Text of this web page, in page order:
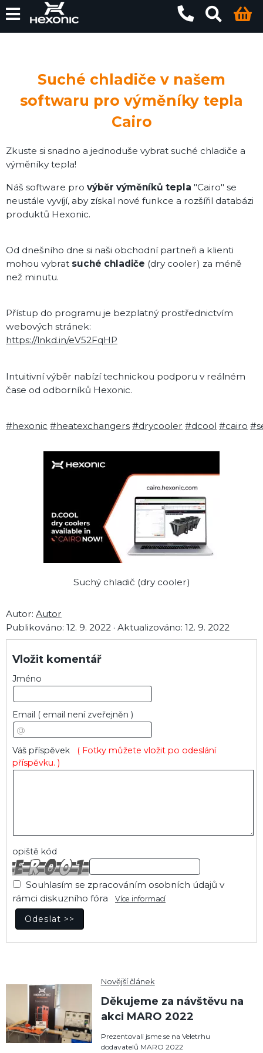
Suché chladiče v našem
softwaru pro výměníky tepla
Cairo
Zkuste si snadno a jednoduše vybrat suché chladiče a
výměníky tepla!
Náš software pro výběr výměníků tepla "Cairo" se
neustále vyvíjí, aby získal nové funkce a rozšířil databázi
produktů Hexonic.
Od dnešního dne si naši obchodní partneři a klienti
mohou vybrat suché chladiče (dry cooler) za méně
než minutu.
Přístup do programu je bezplatný prostřednictvím
webových stránek:
https://lnkd.in/eV52FqHP
Intuitivní výběr nabízí technickou podporu v reálném
čase od odborníků Hexonic.
#hexonic #heatexchangers #drycooler #dcool #cairo
Suchý chladič (dry cooler)
Autor: Autor
Publikováno: 12. 9. 2022 · Aktualizováno: 12. 9. 2022
Vložit komentář
Jméno
Email ( email není zveřejněn )
Váš příspěvek
( Fotky můžete vložit po odeslání
příspěvku. )
opiště kód
Souhlasím se zpracováním osobních údajů v
rámci diskuzního fóra
Více informací
Novější článek
Děkujeme za návštěvu na
akci MARO 2022
Prezentovali jsme se na Veletrhu
dodavatelů MARO 2022